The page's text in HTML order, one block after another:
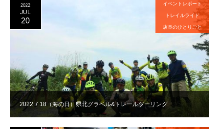
2022.7.18（海の日）県北グラベル&トレールツーリング
2022
JUL
20
イベントレポート
トレイルライド
店長のひとりごと